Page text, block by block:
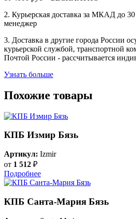
2. Курьерская доставка за МКАД до
менеджер
3. Доставка в другие города России
курьерской службой, транспортной
Почтой России - рассчитывается
Узнать больше
Похожие товары
КПБ Измир Бязь
Артикул: Izmir
от 1 512 ₽
Подробнее
КПБ Санта-Мария Бязь